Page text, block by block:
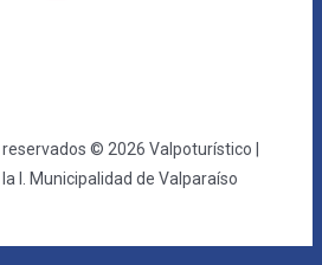
© 2026 Valpoturístico |
I. Municipalidad de Valparaíso